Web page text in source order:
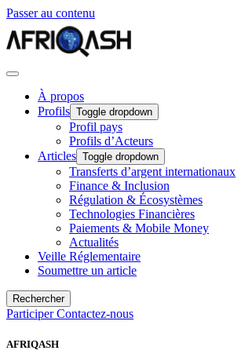
Passer au contenu
À propos
Profils Toggle dropdown
Profil pays
Profils d’Acteurs
Articles Toggle dropdown
Transferts d’argent internationaux
Finance & Inclusion
Régulation & Écosystèmes
Technologies Financières
Paiements & Mobile Money
Actualités
Veille Réglementaire
Soumettre un article
Rechercher
ParticiperContactez-nous
AFRIQASH